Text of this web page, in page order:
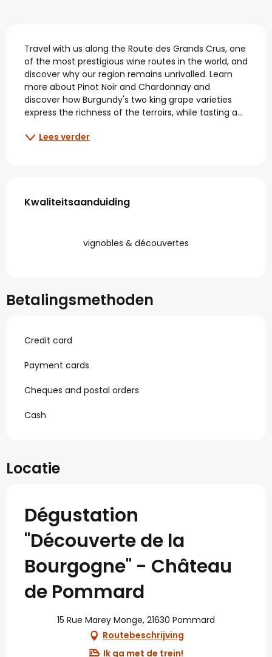
Beschrijving
Travel with us along the Route des Grands Crus, one
of the most prestigious wine routes in the world, and
discover why our region remains unrivalled. Learn
more about Pinot Noir and Chardonnay and
discover how Burgundy's two king grape varieties
express the richness of the terroirs, while tasting a...
Lees verder
Dienstverlening
Kwaliteitsaanduiding
Kwaliteitsaanduiding
vignobles & découvertes
Betalingsmethoden
Credit card
Payment cards
Cheques and postal orders
Cash
Locatie
Dégustation
"Découverte de la
Bourgogne" - Château
de Pommard
15 Rue Marey Monge, 21630 Pommard
Routebeschrijving
Ik ga met de trein!